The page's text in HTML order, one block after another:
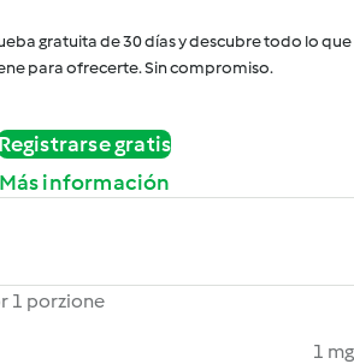
gratuita de 30 días y descubre todo lo que
para ofrecerte. Sin compromiso.
gratis
Más información
1 porzione
1 mg